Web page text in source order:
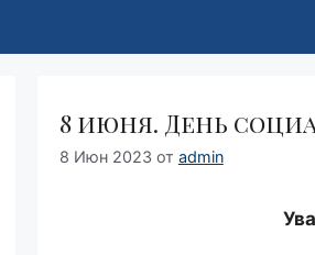
8 июня. День
8 Июн 2023 от admin